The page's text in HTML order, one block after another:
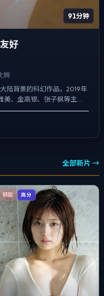
91分钟
好
腾
陆背景的科幻作品，2019年
美、金高银、张子枫等主
绳，喜剧桥段服务于...
全部新片 →
韩国 高分